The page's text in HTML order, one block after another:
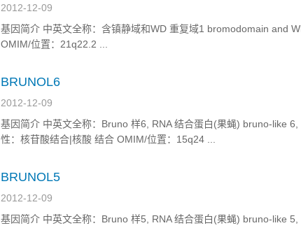
2012-12-09
基因简介 中英文全称：含镇静域和WD 重复域1 bromodomain and
OMIM/位置：21q22.2 ...
BRUNOL6
2012-12-09
基因简介 中英文全称：Bruno 样6, RNA 结合蛋白(果蝇) bruno-like
性：核苷酸结合|核酸 结合 OMIM/位置：15q24 ...
BRUNOL5
2012-12-09
基因简介 中英文全称：Bruno 样5, RNA 结合蛋白(果蝇) bruno-like